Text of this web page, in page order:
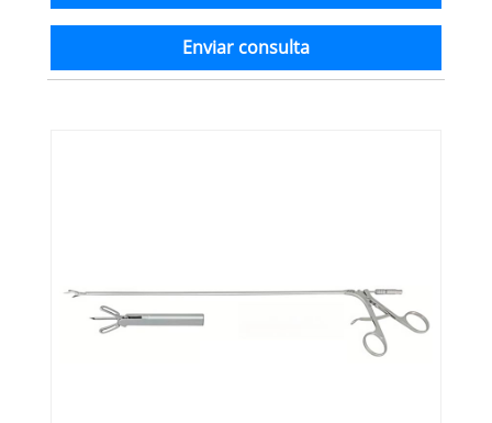
Enviar consulta